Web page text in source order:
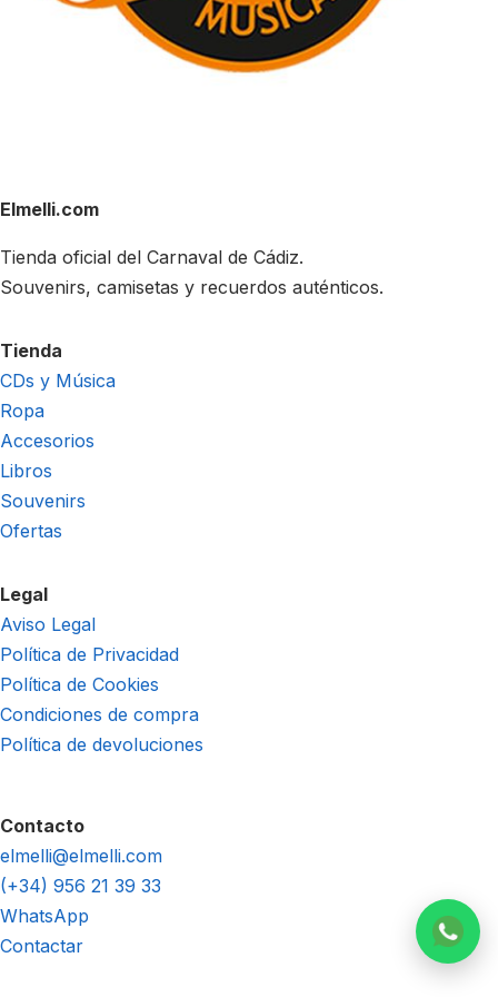
Elmelli.com
Tienda oficial del Carnaval de Cádiz.
Souvenirs, camisetas y recuerdos auténticos.
Tienda
CDs y Música
Ropa
Accesorios
Libros
Souvenirs
Ofertas
Legal
Aviso Legal
Política de Privacidad
Política de Cookies
Condiciones de compra
Política de devoluciones
Contacto
elmelli@elmelli.com
(+34) 956 21 39 33
WhatsApp
Contactar